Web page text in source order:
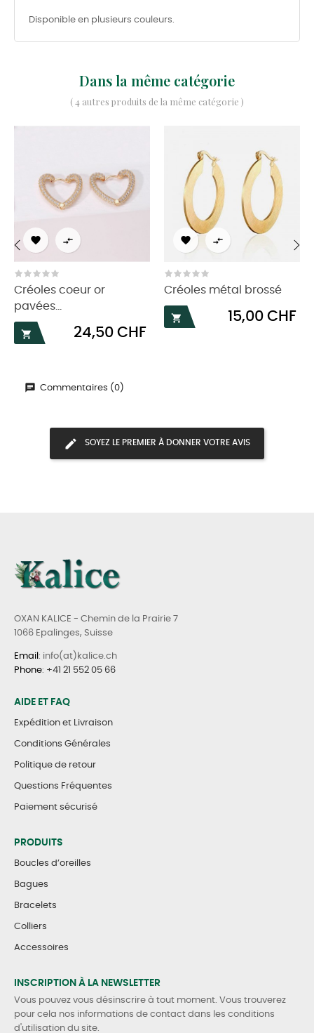
Disponible en plusieurs couleurs.
Dans la même catégorie
( 4 autres produits de la même catégorie )
 
Créoles coeur or
pavées...

Prix
24,50 CHF
 
Créoles métal brossé

Prix
15,00 CHF
‹
Commentaires (0)
SOYEZ LE PREMIER À DONNER VOTRE AVIS
OXAN KALICE - Chemin de la Prairie 7
1066 Epalinges, Suisse
Email : info(at)kalice.ch
Phone: +41 21 552 05 66
AIDE ET FAQ
Expédition et Livraison
Conditions Générales
Politique de retour
Questions Fréquentes
Paiement sécurisé
PRODUITS
Boucles d’oreilles
Bagues
Bracelets
Colliers
Accessoires
INSCRIPTION À LA NEWSLETTER
Vous pouvez vous désinscrire à tout moment. Vous trouverez
pour cela nos informations de contact dans les conditions
d'utilisation du site.